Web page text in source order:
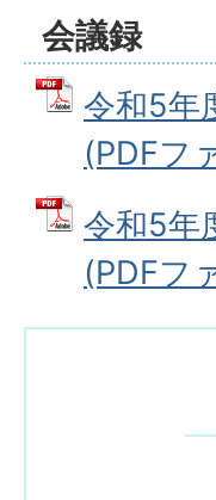
会議録
令和5年
(PDFフ
令和5年
(PDFフ